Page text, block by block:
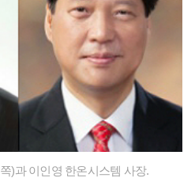
)과 이인영 한온시스템 사장.